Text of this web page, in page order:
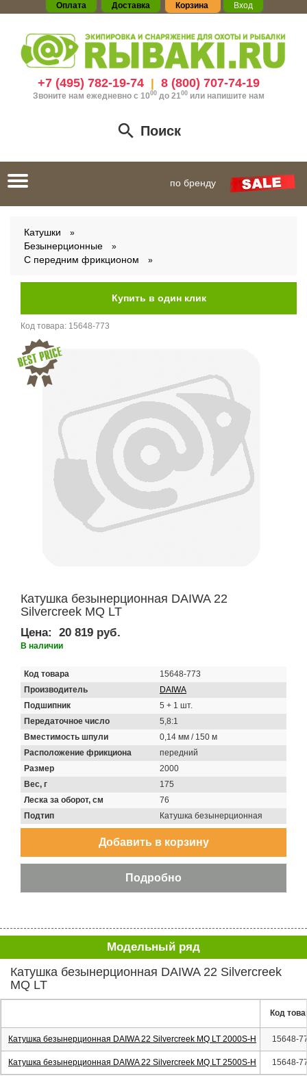
Оплата Доставка Корзина Вход
+7 (495) 782-19-74| 8 (800) 707-74-19
Звоните нам ежедневно с 1000до 21 00 или напишите нам
Поиск
Toggle
navigation
по бренду
Катушки
Безынерционные
С передним фрикционом
Код товара: 15648-773
Катушка безынерционная DAIWA 22
Silvercreek MQ LT
Цена: 20 819 руб.
В наличии
Код товара
15648-773
Производитель
DAIWA
Подшипник
5 + 1 шт.
Передаточное число
5,8:1
Вместимость шпули
0,14 мм / 150 м
Расположение фрикциона
передний
Размер
2000
Вес, г
175
Леска за оборот, см
76
Подтип
Катушка безынерционная
Модельный ряд
Катушка безынерционная DAIWA 22 Silvercreek
MQ LT
Код
Катушка безынерционная DAIWA 22 Silvercreek MQ LT 2000S-H 15648-
Катушка безынерционная DAIWA 22 Silvercreek MQ LT 2500S-H 15648-